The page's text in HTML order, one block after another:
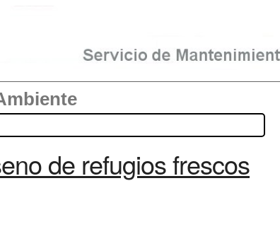
de refugios frescos